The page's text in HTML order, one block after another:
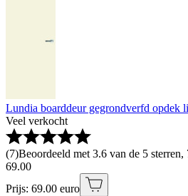
Lundia boarddeur gegrondverfd opdek
Veel verkocht
(7)Beoordeeld met 3.6 van de 5
69.00
Prijs: 69.00 euro